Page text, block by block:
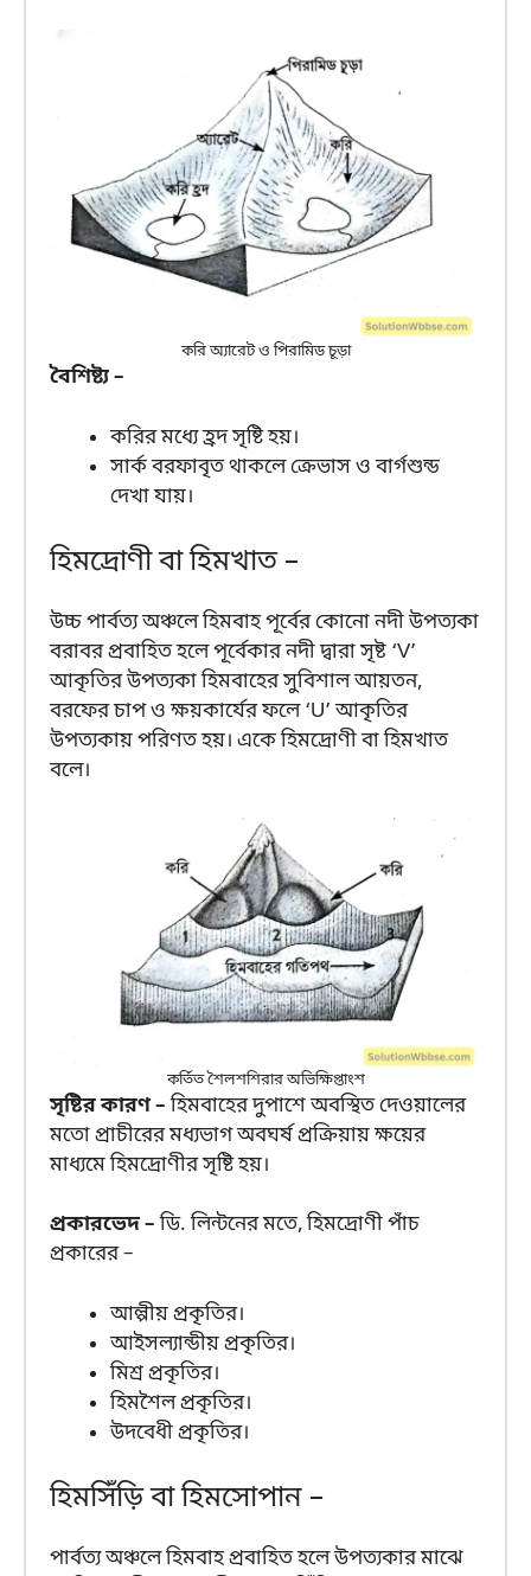
করি অ্যারেট ও পিরামিড চূড়া
বৈশিষ্ট্য –
করির মধ্যে হ্রদ সৃষ্টি হয়।
সার্ক বরফাবৃত থাকলে ক্রেভাস ও বার্গশুন্ড
দেখা যায়।
হিমদ্রোণী বা হিমখাত –
উচ্চ পার্বত্য অঞ্চলে হিমবাহ পূর্বের কোনো নদী উপত্যকা
বরাবর প্রবাহিত হলে পূর্বেকার নদী দ্বারা সৃষ্ট ‘V’
আকৃতির উপত্যকা হিমবাহের সুবিশাল আয়তন,
বরফের চাপ ও ক্ষয়কার্যের ফলে ‘U’ আকৃতির
উপত্যকায় পরিণত হয়। একে হিমদ্রোণী বা হিমখাত
বলে।
কর্তিত শৈলশশিরার অভিক্ষিপ্তাংশ
সৃষ্টির কারণ –হিমবাহের দুপাশে অবস্থিত দেওয়ালের
মতো প্রাচীরের মধ্যভাগ অবঘর্ষ প্রক্রিয়ায় ক্ষয়ের
মাধ্যমে হিমদ্রোণীর সৃষ্টি হয়।
প্রকারভেদ –ডি. লিন্টনের মতে, হিমদ্রোণী পাঁচ
প্রকারের –
আল্পীয় প্রকৃতির।
আইসল্যান্ডীয় প্রকৃতির।
মিশ্র প্রকৃতির।
হিমশৈল প্রকৃতির।
উদবেধী প্রকৃতির।
হিমসিঁড়ি বা হিমসোপান –
পার্বত্য অঞ্চলে হিমবাহ প্রবাহিত হলে উপত্যকার মাঝে